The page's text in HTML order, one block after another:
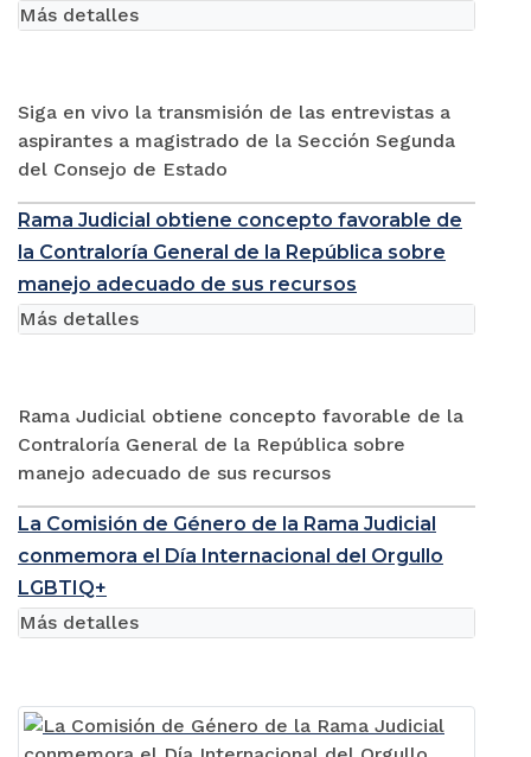
Siga en vivo la transmisión de las entrevistas a
aspirantes a magistrado de la Sección Segunda
del Consejo de Estado
Más detalles
Rama Judicial obtiene concepto favorable de
la Contraloría General de la República sobre
manejo adecuado de sus recursos
Rama Judicial obtiene concepto favorable de la
Contraloría General de la República sobre
manejo adecuado de sus recursos
Más detalles
La Comisión de Género de la Rama Judicial
conmemora el Día Internacional del Orgullo
LGBTIQ+
Más detalles